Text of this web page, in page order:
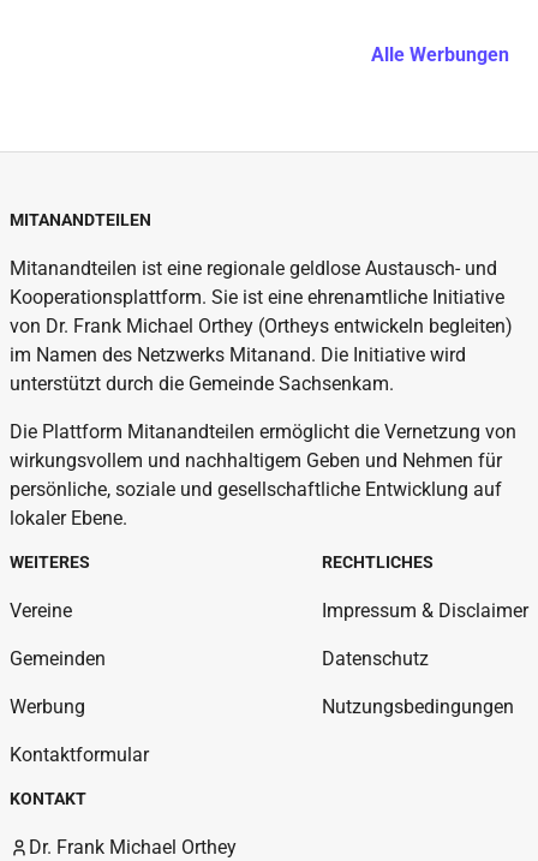
Alle Werbungen
MITANANDTEILEN
Mitanandteilen ist eine regionale geldlose Austausch- und
Kooperationsplattform. Sie ist eine ehrenamtliche Initiative
von Dr. Frank Michael Orthey (Ortheys entwickeln begleiten)
im Namen des Netzwerks Mitanand. Die Initiative wird
unterstützt durch die Gemeinde Sachsenkam.
Die Plattform Mitanandteilen ermöglicht die Vernetzung von
wirkungsvollem und nachhaltigem Geben und Nehmen für
persönliche, soziale und gesellschaftliche Entwicklung auf
lokaler Ebene.
WEITERES
Vereine
Gemeinden
Werbung
Kontaktformular
RECHTLICHES
Impressum & Disclaimer
Datenschutz
Nutzungsbedingungen
KONTAKT
Dr. Frank Michael Orthey